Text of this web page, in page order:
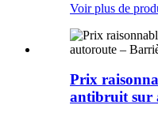
Voir plus de
Prix
antibruit sur